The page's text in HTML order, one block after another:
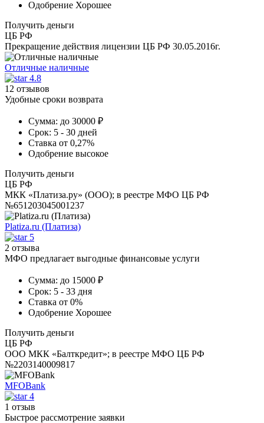
Одобрение Хорошее
Получить деньги
ЦБ РФ
Прекращение действия лицензии ЦБ РФ 30.05.2016г.
Отличные наличные
4.8
12 отзывов
Удобные сроки возврата
Сумма: до 30000 ₽
Срок: 5 - 30 дней
Ставка от 0,27%
Одобрение высокое
Получить деньги
ЦБ РФ
МКК «Платиза.ру» (ООО); в реестре МФО ЦБ РФ
№651203045001237
Platiza.ru (Платиза)
5
2 отзыва
МФО предлагает выгодные финансовые услуги
Сумма: до 15000 ₽
Срок: 5 - 33 дня
Ставка от 0%
Одобрение Хорошее
Получить деньги
ЦБ РФ
ООО МКК «Балткредит»; в реестре МФО ЦБ РФ
№2203140009817
MFOBank
4
1 отзыв
Быстрое рассмотрение заявки